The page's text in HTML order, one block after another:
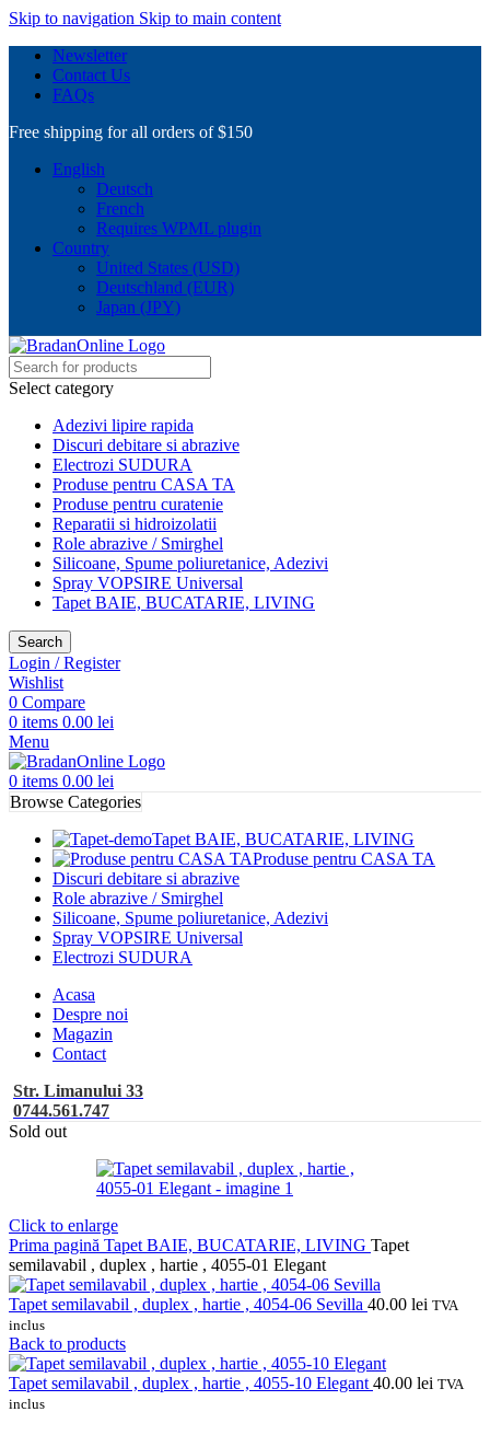
Skip to navigation Skip to main content
Newsletter
Contact Us
FAQs
Free shipping for all orders of $150
English
Deutsch
French
Requires WPML plugin
Country
United States (USD)
Deutschland (EUR)
Japan (JPY)
Select category
Adezivi lipire rapida
Discuri debitare si abrazive
Electrozi SUDURA
Produse pentru CASA TA
Produse pentru curatenie
Reparatii si hidroizolatii
Role abrazive / Smirghel
Silicoane, Spume poliuretanice, Adezivi
Spray VOPSIRE Universal
Tapet BAIE, BUCATARIE, LIVING
Search
Login / Register
Wishlist
0 Compare
0 items 0.00 lei
Menu
0 items 0.00 lei
Browse Categories
Tapet BAIE, BUCATARIE, LIVING
Produse pentru CASA TA
Discuri debitare si abrazive
Role abrazive / Smirghel
Silicoane, Spume poliuretanice, Adezivi
Spray VOPSIRE Universal
Electrozi SUDURA
Acasa
Despre noi
Magazin
Contact
Str. Limanului 33
0744.561.747
Sold out
Click to enlarge
Prima pagină Tapet BAIE, BUCATARIE, LIVING Tapet
semilavabil , duplex , hartie , 4055-01 Elegant
Tapet semilavabil , duplex , hartie , 4054-06 Sevilla 40.00 lei TVA
inclus
Back to products
Tapet semilavabil , duplex , hartie , 4055-10 Elegant 40.00 lei TVA
inclus